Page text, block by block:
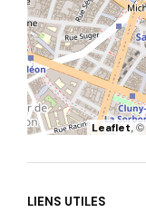
Leaflet, ©
LIENS UTILES